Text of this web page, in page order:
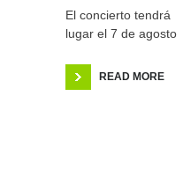
El concierto tendrá
lugar el 7 de agosto
READ MORE